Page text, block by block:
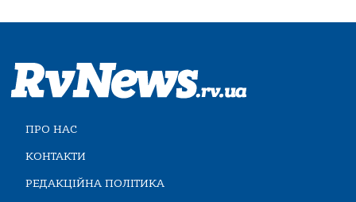
ПРО НАС
КОНТАКТИ
РЕДАКЦІЙНА ПОЛІТИКА